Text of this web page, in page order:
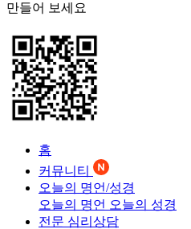
만들어 보세요
홈
커뮤니티
오늘의 명언/성경
오늘의 명언 오늘의 성경
전문 심리상담